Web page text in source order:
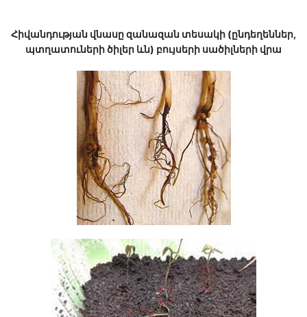
Հիվանդության վնասը զանազան տեսակի (ընդեղեններ,
պտղատուների ծիլեր ևն) բույսերի սածիլների վրա